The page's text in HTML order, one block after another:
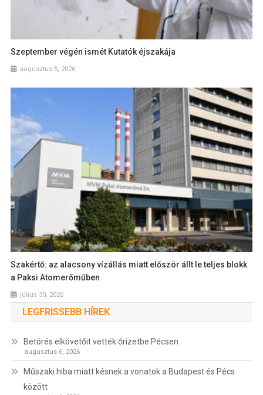
Szeptember végén ismét Kutatók éjszakája
augusztus 5, 2026
Szakértő: az alacsony vízállás miatt először állt le teljes blokk
a Paksi Atomerőműben
július 30, 2026
LEGFRISSEBB HÍREK
Betörés elkövetőit vették őrizetbe Pécsen
augusztus 6, 2026
Műszaki hiba miatt késnek a vonatok a Budapest és Pécs
között